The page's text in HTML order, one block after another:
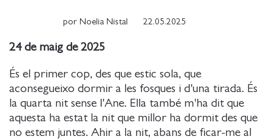
por Noelia Nistal 22.05.2025
24 de maig de 2025
És el primer cop, des que estic sola, que
aconsegueixo dormir a les fosques i d'una tirada. És
la quarta nit sense l'Ane. Ella també m'ha dit que
aquesta ha estat la nit que millor ha dormit des que
no estem juntes. Ahir a la nit, abans de ficar-me al